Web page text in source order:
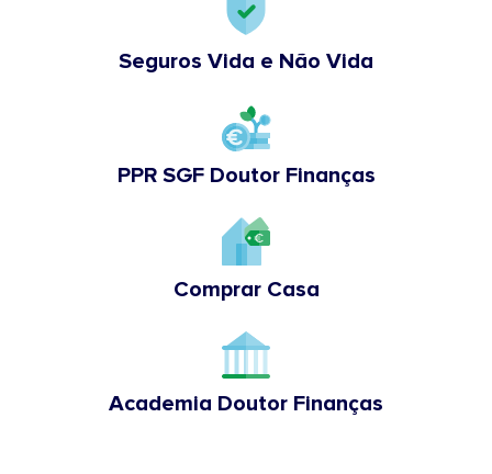
Seguros Vida e Não Vida
PPR SGF Doutor Finanças
Comprar Casa
Academia Doutor Finanças